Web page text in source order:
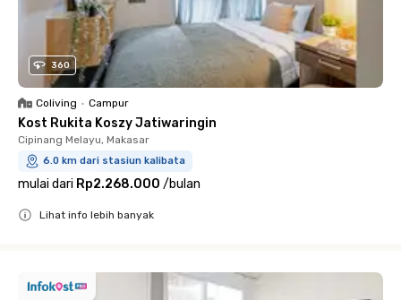
360
Coliving • Campur
Kost Rukita Koszy Jatiwaringin
Cipinang Melayu, Makasar
6.0 km dari stasiun kalibata
mulai dari Rp2.268.000 /bulan
Lihat info lebih banyak